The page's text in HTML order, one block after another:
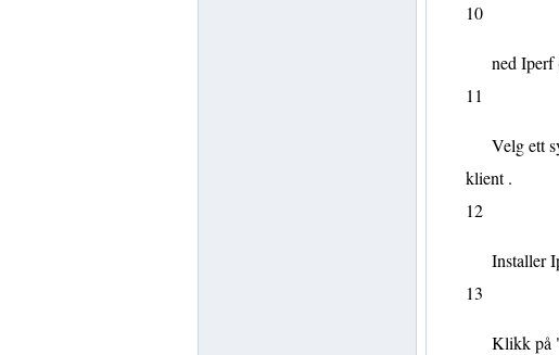
10
ned Iperf
11
Velg ett
klient .
12
Installer
13
Klikk på